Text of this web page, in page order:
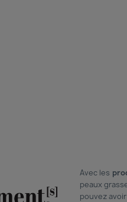
Avec les
peaux
pouvez